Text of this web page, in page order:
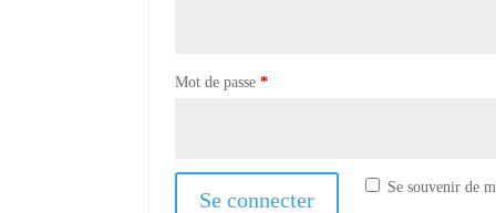
Mot de passe*Obligatoire
Se souvenir de
Se connecter